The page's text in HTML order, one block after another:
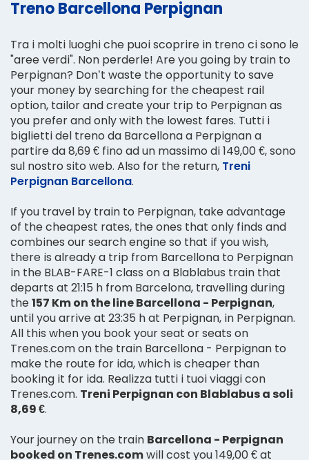
Treno Barcellona Perpignan
Tra i molti luoghi che puoi scoprire in treno ci sono le
"aree verdi". Non perderle! Are you going by train to
Perpignan? Don’t waste the opportunity to save
your money by searching for the cheapest rail
option, tailor and create your trip to Perpignan as
you prefer and only with the lowest fares. Tutti i
biglietti del treno da Barcellona a Perpignan a
partire da 8,69 € fino ad un massimo di 149,00 €, sono
sul nostro sito web. Also for the return, Treni
Perpignan Barcellona.
If you travel by train to Perpignan, take advantage
of the cheapest rates, the ones that only finds and
combines our search engine so that if you wish,
there is already a trip from Barcellona to Perpignan
in the BLAB-FARE-1 class on a Blablabus train that
departs at 21:15 h from Barcelona, travelling during
the157 Km on the line Barcellona - Perpignan,
until you arrive at 23:35 h at Perpignan, in Perpignan.
All this when you book your seat or seats on
Trenes.com on the train Barcellona - Perpignan to
make the route for ida, which is cheaper than
booking it for ida. Realizza tutti i tuoi viaggi con
Trenes.com. Treni Perpignan con Blablabus a soli
8,69 €.
Your journey on the train Barcellona - Perpignan
booked on Trenes.comwill cost you 149,00 € at